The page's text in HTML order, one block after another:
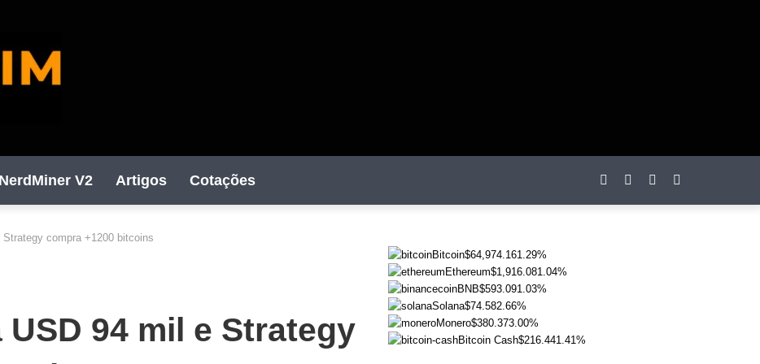
NerdMiner V2 Artigos Cotações
compra +1200 bitcoins
94 mil e Strategy
Bitcoin$64,974.161.29%
Ethereum$1,916.081.04%
BNB$593.091.03%
Solana$74.582.66%
Monero$380.373.00%
Bitcoin Cash$216.441.41%